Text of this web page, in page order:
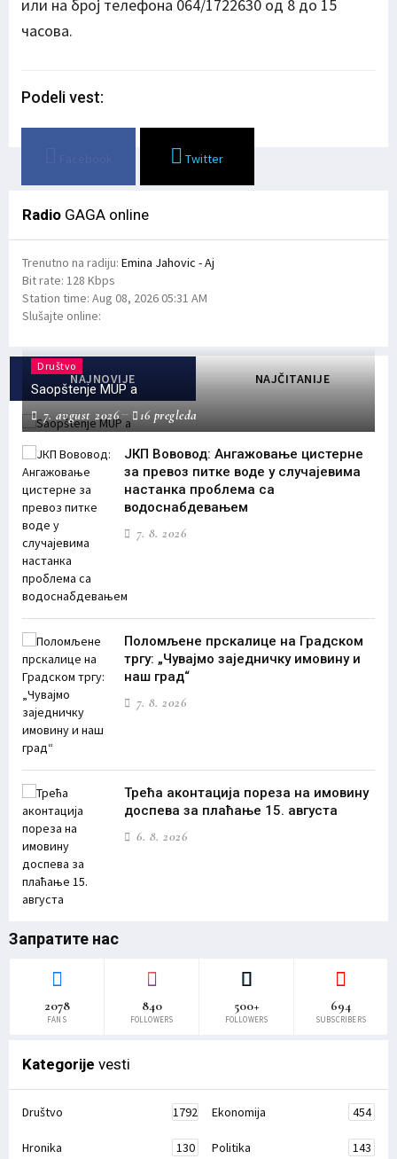
или на број телефона 064/1722630 од 8 до 15
часова.
Podeli vest:
Twitter
Radio GAGA online
Trenutno na radiju: Emina Jahovic - Aj
Bit rate: 128 Kbps
Station time: Aug 08, 2026 05:31 AM
Slušajte online:
NAJNOVIJE NAJČITANIJE
Društvo
Saopštenje MUP a
7. avgust 2026
16 pregleda
ЈКП Вововод: Ангажовање цистерне
за превоз питке воде у случајевима
настанка проблема са
водоснабдевањем
7. 8. 2026
Поломљене прскалице на Градском
тргу: „Чувајмо заједничку имовину и
наш град“
7. 8. 2026
Трећа аконтација пореза на имовину
доспева за плаћање 15. августа
6. 8. 2026
Запратите нас
2078
FANS
840
FOLLOWERS
500+
FOLLOWERS
694
SUBSCRIBERS
Kategorije vesti
Društvo 1792 Ekonomija 454
Hronika 130 Politika 143